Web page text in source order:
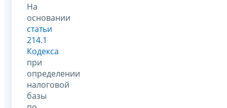
На
основании
статьи
214.1
Кодекса
при
определении
налоговой
базы